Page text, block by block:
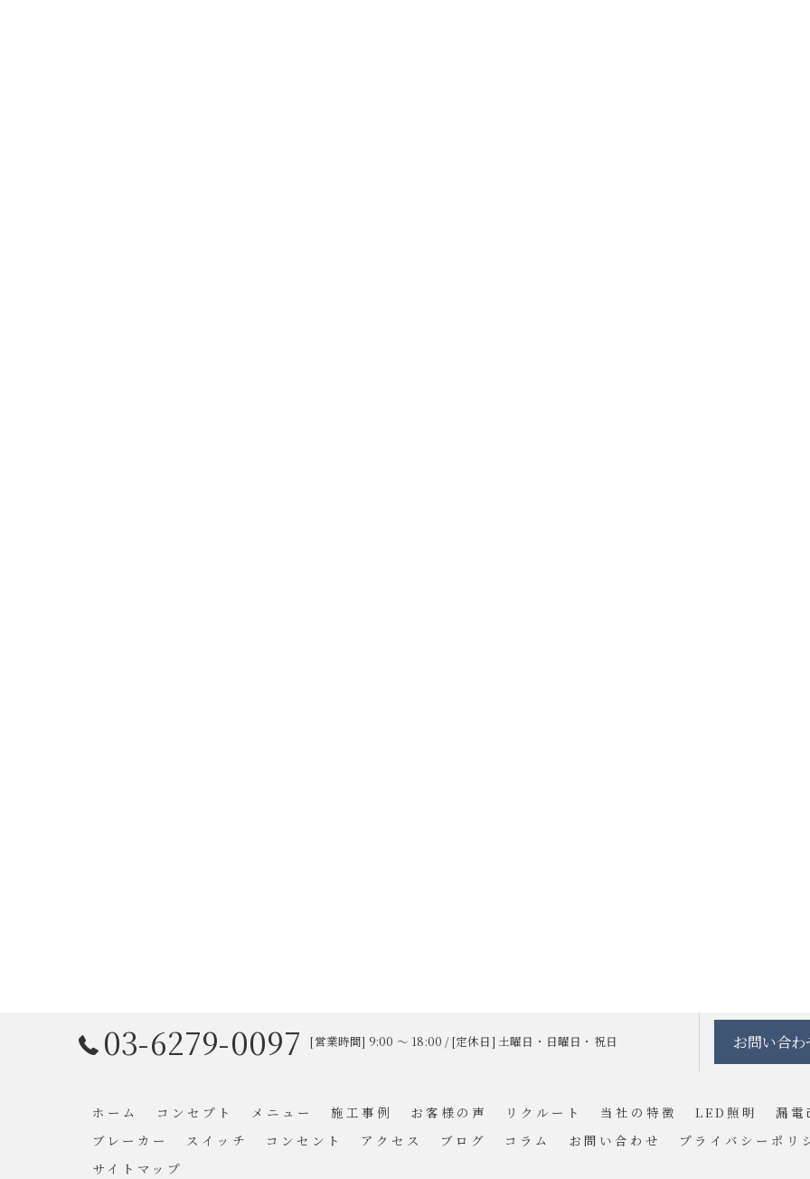
03-6279-0097 [営業時間] 9:00 ～ 18:00 / [定休日] 土曜日・日曜日・祝日 お問い合わ
ホーム コンセプト メニュー 施工事例 お客様の声 リクルート 当社の特徴 LED照明
漏電
ブレーカー
スイッチ コンセント アクセス ブログ コラム お問い合わせ
プライバシーポリ
サイトマップ